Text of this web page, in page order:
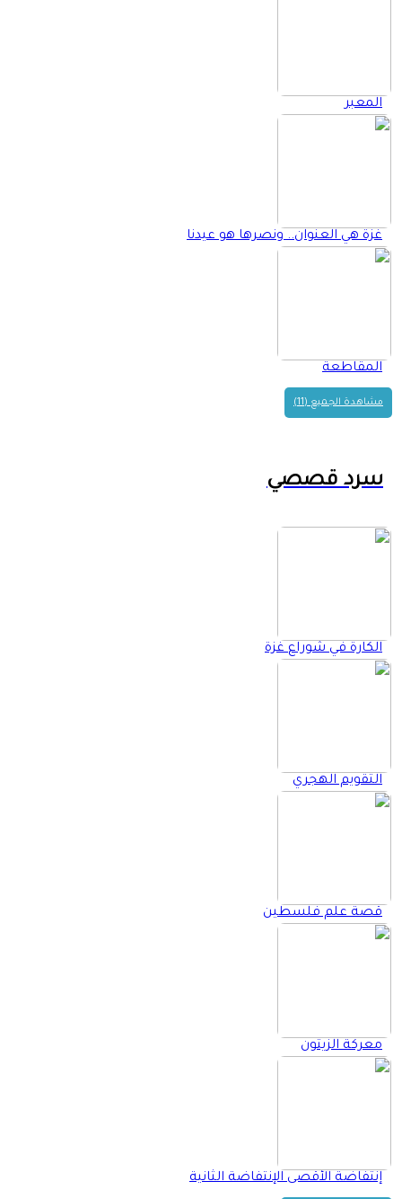
المعبر
غزة هي العنوان.. ونصرها هو عيدنا
المقاطعة
مشاهدة الجميع (11)
سرد قصصي
الكارة في شوراع غزة
التقويم الهجري
قصة علم فلسطين
معركة الزيتون
إنتفاضة الأقصى الإنتفاضة الثانية